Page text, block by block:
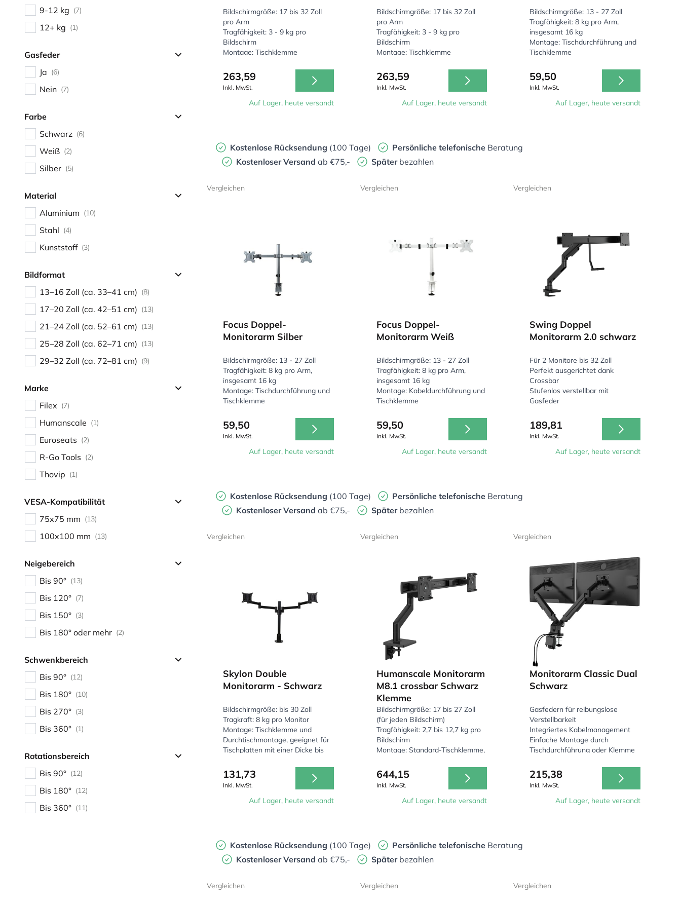
9-12 kg (7)
12+ kg (1)
Gasfeder
Ja (6)
Nein (7)
Farbe
Schwarz (6)
Weiß (2)
Silber (5)
Material
Aluminium (10)
Stahl (4)
Kunststoff (3)
Bildformat
13–16 Zoll (ca. 33–41 cm) (8)
17–20 Zoll (ca. 42–51 cm) (13)
21–24 Zoll (ca. 52–61 cm) (13)
25–28 Zoll (ca. 62–71 cm) (13)
29–32 Zoll (ca. 72–81 cm) (9)
Marke
Filex (7)
Humanscale (1)
Euroseats (2)
R-Go Tools (2)
Thovip (1)
VESA-Kompatibilität
75x75 mm (13)
100x100 mm (13)
Neigebereich
Bis 90° (13)
Bis 120° (7)
Bis 150° (3)
Bis 180° oder mehr (2)
Schwenkbereich
Bis 90° (12)
Bis 180° (10)
Bis 270° (3)
Bis 360° (1)
Rotationsbereich
Bis 90° (12)
Bis 180° (12)
Bis 360° (11)
Bildschirmgröße: 17 bis 32 Zoll
pro Arm
Tragfähigkeit: 3 - 9 kg pro
Bildschirm
Montage: Tischklemme
263,59
Inkl. MwSt.
Auf Lager, heute versandt
Bildschirmgröße: 17 bis 32 Zoll
pro Arm
Tragfähigkeit: 3 - 9 kg pro
Bildschirm
Montage: Tischklemme
263,59
Inkl. MwSt.
Auf Lager, heute versandt
Bildschirmgröße: 13 - 27 Zoll
Tragfähigkeit: 8 kg pro Arm,
insgesamt 16 kg
Montage: Tischdurchführung und
Tischklemme
59,50
Inkl. MwSt.
Auf Lager, heute versandt
Kostenlose Rücksendung (100 Tage) Persönliche telefonische Beratung
Kostenloser Versand ab €75,- Später bezahlen
Vergleichen
Focus Doppel-
Monitorarm Silber
Bildschirmgröße: 13 - 27 Zoll
Tragfähigkeit: 8 kg pro Arm,
insgesamt 16 kg
Montage: Tischdurchführung und
Tischklemme
59,50
Inkl. MwSt.
Auf Lager, heute versandt
Vergleichen
Focus Doppel-
Monitorarm Weiß
Bildschirmgröße: 13 - 27 Zoll
Tragfähigkeit: 8 kg pro Arm,
insgesamt 16 kg
Montage: Kabeldurchführung und
Tischklemme
59,50
Inkl. MwSt.
Auf Lager, heute versandt
Vergleichen
Swing Doppel
Monitorarm 2.0 schwarz
Für 2 Monitore bis 32 Zoll
Perfekt ausgerichtet dank
Crossbar
Stufenlos verstellbar mit
Gasfeder
189,81
Inkl. MwSt.
Auf Lager, heute versandt
Kostenlose Rücksendung (100 Tage) Persönliche telefonische Beratung
Kostenloser Versand ab €75,- Später bezahlen
Vergleichen
Skylon Double
Monitorarm - Schwarz
Bildschirmgröße: bis 30 Zoll
Tragkraft: 8 kg pro Monitor
Montage: Tischklemme und
Durchtischmontage, geeignet für
Tischplatten mit einer Dicke bis
131,73
Inkl. MwSt.
Auf Lager, heute versandt
Vergleichen
Humanscale Monitorarm
M8.1 crossbar Schwarz
Klemme
Bildschirmgröße: 17 bis 27 Zoll
(für jeden Bildschirm)
Tragfähigkeit: 2,7 bis 12,7 kg pro
Bildschirm
Montage: Standard-Tischklemme,
von 13 bis 59 mm Dicke
644,15
Inkl. MwSt.
Auf Lager, heute versandt
Vergleichen
Monitorarm Classic Dual
Schwarz
Gasfedern für reibungslose
Verstellbarkeit
Integriertes Kabelmanagement
Einfache Montage durch
Tischdurchführung oder Klemme
215,38
Inkl. MwSt.
Auf Lager, heute versandt
Kostenlose Rücksendung (100 Tage) Persönliche telefonische Beratung
Kostenloser Versand ab €75,- Später bezahlen
Vergleichen Vergleichen Vergleichen